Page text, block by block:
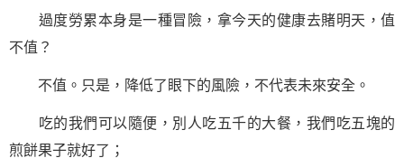
過度勞累本身是一種冒險，拿今天的健康去賭明天，值
不值？
不值。只是，降低了眼下的風險，不代表未來安全。
吃的我們可以隨便，別人吃五千的大餐，我們吃五塊的
煎餅果子就好了；